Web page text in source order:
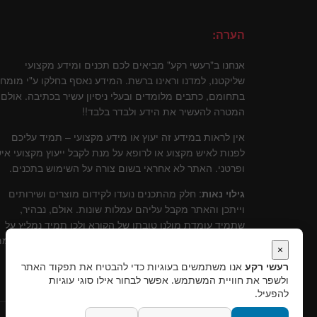
הערה:
אנחנו ב"רעשי רקע" מביאים לכם תכנים ומידע מקצועי
שליקטנו, למדנו וראינו ברשת. המידע נאסף בחלקו ע"י
בתחומם, כתבים מלומדים ובעלי ניסיון עשיר בכתיבה. אולם
המטרה להעשיר את הידע ולבדר בלבד!!
אין לראות במידע זה יעוץ או מידע מקצועי – תמיד עליכם
לפנות לאיש מקצוע או לרופא על מנת לקבל ייעוץ מקצועי
ופרטני. האתר לא אחראי בשום צורה על השימוש בתכנים.
גילוי נאות: חלק מהתכנים נועדו לקידום מוצרים ושירותים
וייתכן והאתר מקבל עליהם עמלות שונות. אולם, נבהיר,
שתמיד עומדת מולנו טובתו של הקורא ולכן תמיד נמליץ על
שירותים ומוצרים שלדעתינו עומדים בסטנרט איכותי
×
רעשי רקע אנו משתמשים בעוגיות כדי להבטיח את תפקוד האתר
ולשפר את חוויית המשתמש. אפשר לבחור אילו סוגי עוגיות
להפעיל.